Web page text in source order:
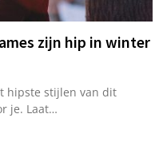
zijn hip in winter
hipste stijlen van dit
je. Laat…